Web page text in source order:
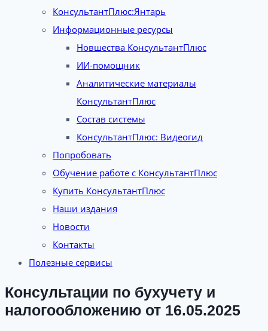
КонсультантПлюс:Янтарь
Информационные ресурсы
Новшества КонсультантПлюс
ИИ-помощник
Аналитические материалы
КонсультантПлюс
Состав системы
КонсультантПлюс: Видеогид
Попробовать
Обучение работе с КонсультантПлюс
Купить КонсультантПлюс
Наши издания
Новости
Контакты
Полезные сервисы
Консультации по бухучету и
налогообложению от 16.05.2025